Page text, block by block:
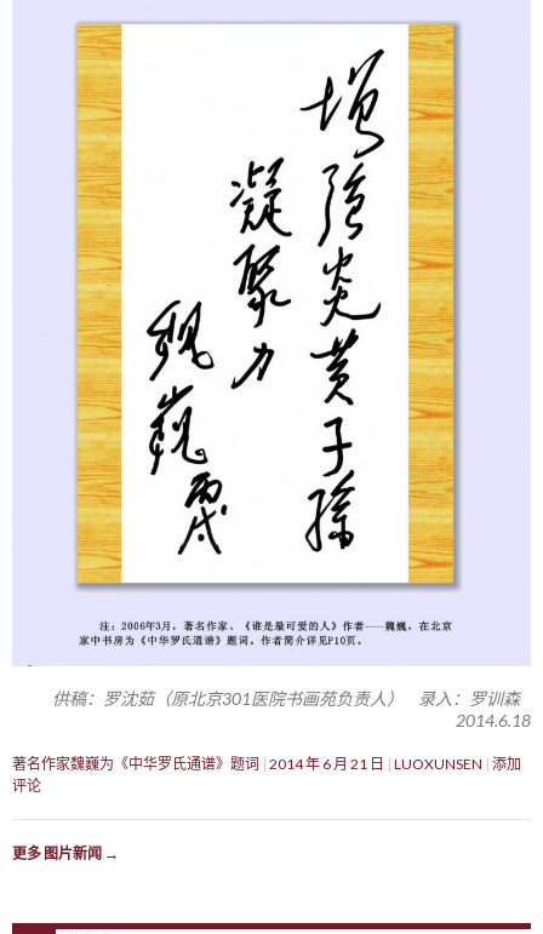
供稿：罗沈茹（原北京301医院书画苑负责人） 录入：罗训森
2014.6.18
著名作家魏巍为《中华罗氏通谱》题词 2014 年 6 月 21 日 LUOXUNSEN 添加
评论
更多 图片新闻 →